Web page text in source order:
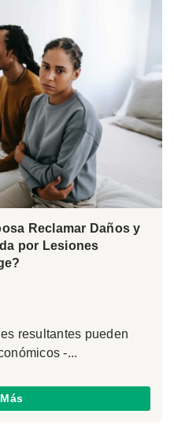
Reclamar Daños y
por Lesiones
resultantes pueden
-...